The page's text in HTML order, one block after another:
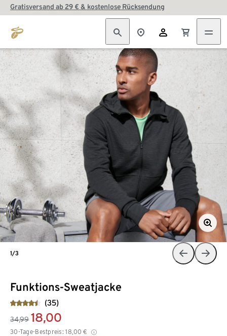
Gratisversand ab 29 € & kostenlose Rücksendung
Funktions-Sweatjacke
(35)
34,99 18,00
30-Tage-Bestpreis: 18,00 €
1/3